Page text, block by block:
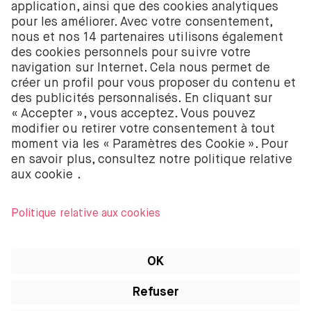
est enregistré auprès de la Chambre de commerce
néerlandaise à Amsterdam sous le numéro
58403949. BUX B.V. est autorisé et réglementé par
l’Autorité néerlandaise des marchés financiers
(Autoriteit Financiële Markten – AFM).
BUX B.V. ne fournit pas de conseils d’investissement
et les investisseurs individuels doivent prendre leurs
propres décisions ou chercher des conseils
indépendants. Investir comporte des risques. La
valeur des investissements peut augmenter ou
investissement.
iTunes sont des marques d’Apple Inc. enregistrées
marque d’Apple Inc. App Store est une marque de